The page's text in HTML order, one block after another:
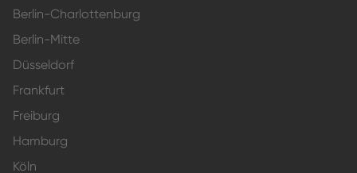
Berlin-Charlottenburg
Berlin-Mitte
Düsseldorf
Frankfurt
Freiburg
Hamburg
Köln